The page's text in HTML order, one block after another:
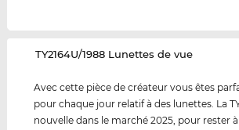
‌TY2164U/1988 Lunettes de vue
Avec cette pièce de créateur vous êtes
pour chaque jour relatif à des lunettes. La
nouvelle dans le marché 2025, pour rester